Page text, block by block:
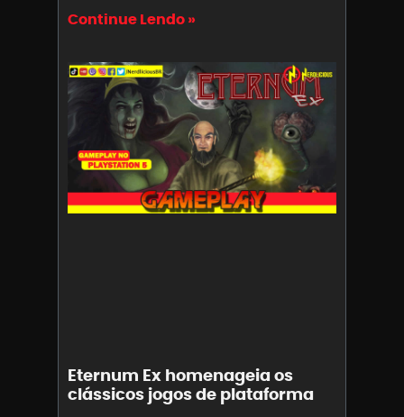
Continue Lendo »
Eternum Ex homenageia os
clássicos jogos de plataforma